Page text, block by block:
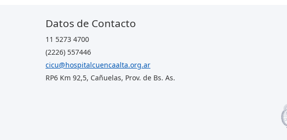
Datos de Contacto
11 5273 4700
(2226) 557446
cicu@hospitalcuencaalta.org.ar
RP6 Km 92,5, Cañuelas, Prov. de Bs. As.